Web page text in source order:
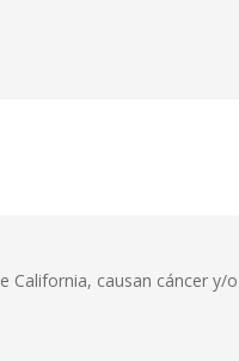
California, causan cáncer